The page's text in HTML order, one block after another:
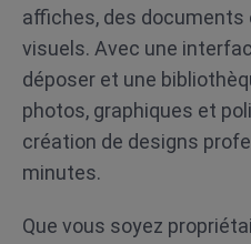
affiches, des documents
visuels. Avec une
déposer et une
photos, graphiques et
création de designs
minutes.
Que vous soyez